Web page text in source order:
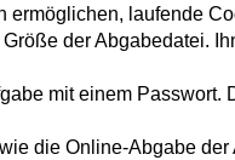
laufende
der Abgabedatei.
mit einem Passwort.
die Online-Abgabe